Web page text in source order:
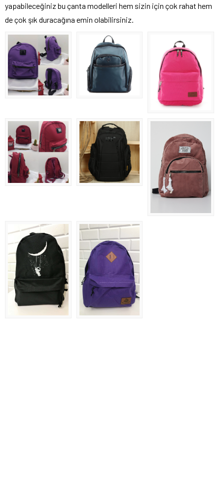
yapabileceğiniz bu çanta modelleri hem sizin için çok rahat hem
de çok şık duracağına emin olabilirsiniz.